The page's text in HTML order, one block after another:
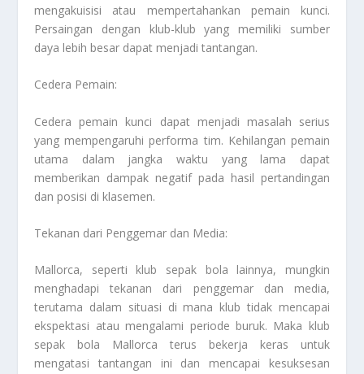
mengakuisisi atau mempertahankan pemain kunci.
Persaingan dengan klub-klub yang memiliki sumber
daya lebih besar dapat menjadi tantangan.
Cedera Pemain:
Cedera pemain kunci dapat menjadi masalah serius
yang mempengaruhi performa tim. Kehilangan pemain
utama dalam jangka waktu yang lama dapat
memberikan dampak negatif pada hasil pertandingan
dan posisi di klasemen.
Tekanan dari Penggemar dan Media:
Mallorca, seperti klub sepak bola lainnya, mungkin
menghadapi tekanan dari penggemar dan media,
terutama dalam situasi di mana klub tidak mencapai
ekspektasi atau mengalami periode buruk. Maka klub
sepak bola Mallorca terus bekerja keras untuk
mengatasi tantangan ini dan mencapai kesuksesan